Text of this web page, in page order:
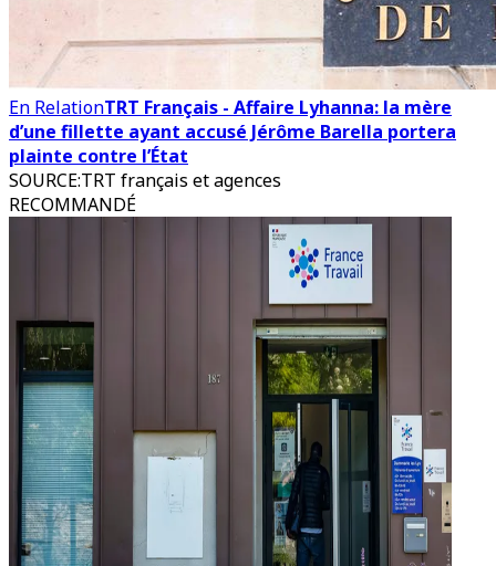
En RelationTRT Français - Affaire Lyhanna: la mère
d’une fillette ayant accusé Jérôme Barella portera
plainte contre l’État
SOURCE:TRT français et agences
RECOMMANDÉ